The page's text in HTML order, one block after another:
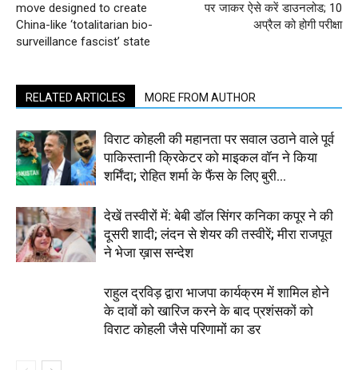
move designed to create
China-like ‘totalitarian bio-
surveillance fascist’ state
पर जाकर ऐसे करें डाउनलोड; 10
अप्रैल को होगी परीक्षा
RELATED ARTICLES MORE FROM AUTHOR
विराट कोहली की महानता पर सवाल उठाने वाले पूर्व
पाकिस्तानी क्रिकेटर को माइकल वॉन ने किया
शर्मिंदा; रोहित शर्मा के फैंस के लिए बुरी...
देखें तस्वीरों में: बेबी डॉल सिंगर कनिका कपूर ने की
दूसरी शादी; लंदन से शेयर की तस्वीरें; मीरा राजपूत
ने भेजा ख़ास सन्देश
राहुल द्रविड़ द्वारा भाजपा कार्यक्रम में शामिल होने
के दावों को खारिज करने के बाद प्रशंसकों को
विराट कोहली जैसे परिणामों का डर